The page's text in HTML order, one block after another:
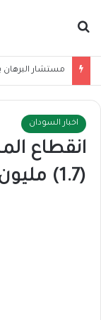
مستشار البرهان
اخبار السودان
انقطاع
(1.7) مليون سوداني أمام الخطر